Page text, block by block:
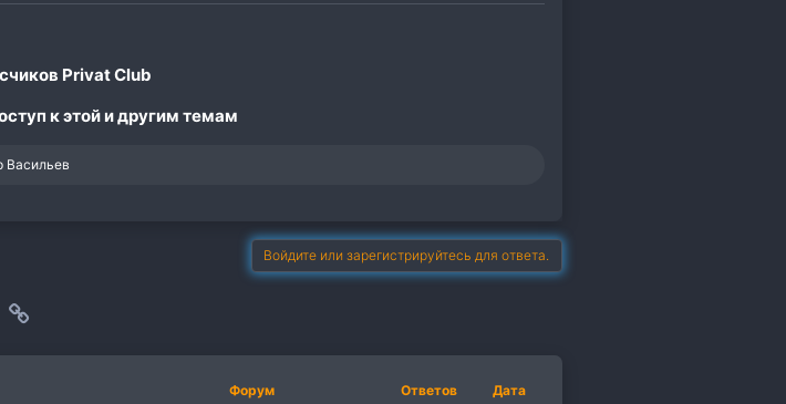
Privat Club
к этой и другим темам
Васильев
Войдите или зарегистрируйтесь для ответа.
почта
Форум Ответов Дата